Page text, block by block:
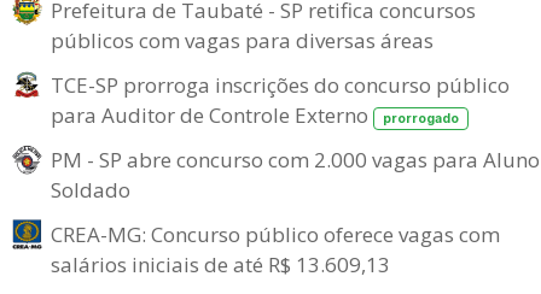
Prefeitura de Taubaté - SP retifica concursos
públicos com vagas para diversas áreas
TCE-SP prorroga inscrições do concurso público
para Auditor de Controle Externo
prorrogado
PM - SP abre concurso com 2.000 vagas para
Soldado
CREA-MG: Concurso público oferece vagas com
salários iniciais de até R$ 13.609,13